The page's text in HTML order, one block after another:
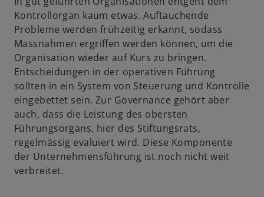
t
e
g
e
ö
ff
n
e
t
Kontrollorgan kaum etwas. Auftauchende
Probleme werden frühzeitig erkannt, sodass
Massnahmen ergriffen werden können, um die
Organisation wieder auf Kurs zu bringen.
Entscheidungen in der operativen Führung
sollten in ein System von Steuerung und Kontrolle
eingebettet sein. Zur Governance gehört aber
auch, dass die Leistung des obersten
Führungsorgans, hier des Stiftungsrats,
regelmässig evaluiert wird. Diese Komponente
der Unternehmensführung ist noch nicht weit
verbreitet.